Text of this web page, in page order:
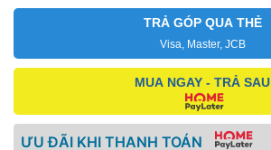
TRẢ GÓP QUA THẺ
Visa, Master, JCB
MUA NGAY - TRẢ SAU
ƯU ĐÃI KHI THANH TOÁN